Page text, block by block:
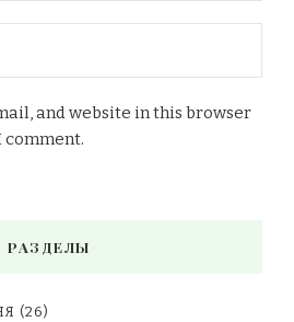
and website in this browser
comment.
РАЗДЕЛЫ
(26)